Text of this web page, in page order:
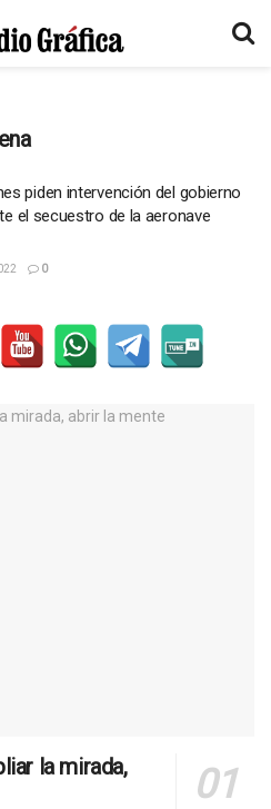
piden intervención del gobierno
el secuestro de la aeronave
0
la mirada,